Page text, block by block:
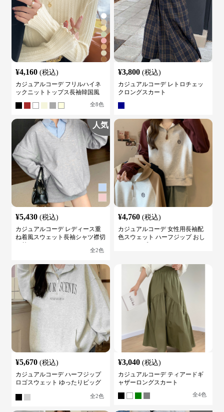
¥4,160 (税込)
カジュアルコーデ フリルハイネ
ックニットトップス長袖韓国風
全8色
¥3,800 (税込)
カジュアルコーデ レトロチェッ
クロングスカート
人気
¥5,430 (税込)
カジュアルコーデ レディース重
ね着風スウェット長袖シャツ襟切
全2色
¥4,760 (税込)
カジュアルコーデ 女性用長袖配
色スウェット ハーフジップ おし
¥5,670 (税込)
カジュアルコーデ ハーフジップ
ロゴスウェット ゆったりビッグ
全2色
¥3,040 (税込)
カジュアルコーデ ティアードギ
ャザーロングスカート
全4色